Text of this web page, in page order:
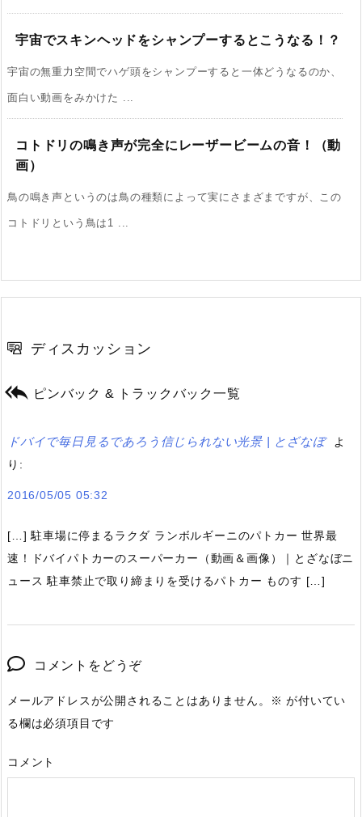
宇宙でスキンヘッドをシャンプーするとこうなる！？
宇宙の無重力空間でハゲ頭をシャンプーすると一体どうなるのか、
面白い動画をみかけた ...
コトドリの鳴き声が完全にレーザービームの音！（動
画）
鳥の鳴き声というのは鳥の種類によって実にさまざまですが、この
コトドリという鳥は1 ...
ディスカッション
 ピンバック & トラックバック一覧
ドバイで毎日見るであろう信じられない光景 | とざなぼ
よ
り:
2016/05/05 05:32
[…] 駐車場に停まるラクダ ランボルギーニのパトカー 世界最
速！ドバイパトカーのスーパーカー（動画＆画像）｜とざなぼニ
ュース 駐車禁止で取り締まりを受けるパトカー ものす […]
コメントをどうぞ
メールアドレスが公開されることはありません。 ※ が付いてい
る欄は必須項目です
コメント